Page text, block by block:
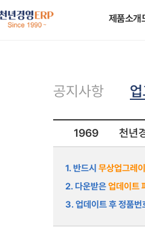
제품소개
공지사항
1969 천년
1. 반드시무상업그레
2. 다운받은업데이트
3. 업데이트 후 정품